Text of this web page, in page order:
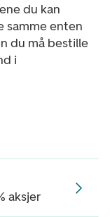
du kan
samme enten
du må bestille
i
aksjer